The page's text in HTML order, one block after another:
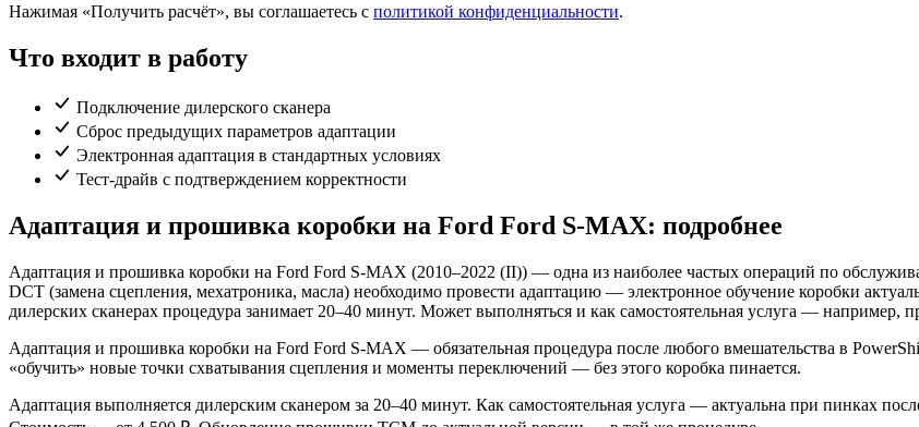
Нажимая «Получить расчёт», вы соглашаетесь с политикой конфиденциальности.
Что входит в работу
Подключение дилерского сканера
Сброс предыдущих параметров адаптации
Электронная адаптация в стандартных условиях
Тест-драйв с подтверждением корректности
Адаптация и прошивка коробки на Ford Ford S-MAX: подробнее
Адаптация и прошивка коробки на Ford Ford S-MAX (2010–2022 (II)) — одна из наиболее частых операций по
DCT (замена сцепления, мехатроника, масла) необходимо провести адаптацию — электронное обучение коробки
дилерских сканерах процедура занимает 20–40 минут. Может выполняться и как самостоятельная услуга — например,
Адаптация и прошивка коробки на Ford Ford S-MAX — обязательная процедура после любого вмешательства в
«обучить» новые точки схватывания сцепления и моменты переключений — без этого коробка пинается.
Адаптация выполняется дилерским сканером за 20–40 минут. Как самостоятельная услуга — актуальна при пинках